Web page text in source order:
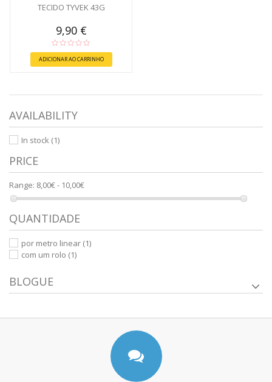
TECIDO TYVEK 43G
9,90 €
ADICIONAR AO CARRINHO
AVAILABILITY
In stock (1)
PRICE
Range: 8,00€ - 10,00€
QUANTIDADE
por metro linear (1)
com um rolo (1)
BLOGUE